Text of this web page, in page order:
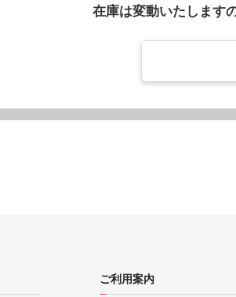
在庫は変動いたしますの
ご利用案内